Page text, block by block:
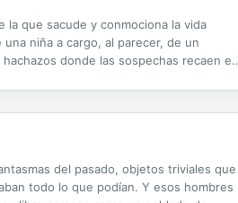
que sacude y conmociona la vida
niña a cargo, al parecer, de un
donde las sospechas recaen en
del pasado, objetos triviales que
todo lo que podían. Y esos hombres